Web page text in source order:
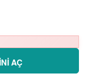
AÇ